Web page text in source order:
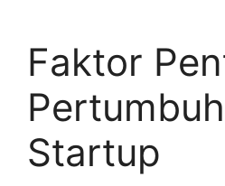
Faktor
Startup